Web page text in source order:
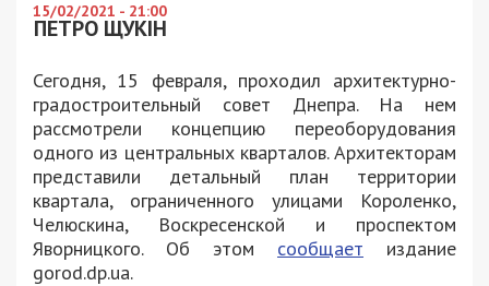
15/02/2021 - 21:00
ПЕТРО ЩУКІН
Сегодня, 15 февраля, проходил архитектурно-
градостроительный совет Днепра. На нем
рассмотрели концепцию переоборудования
одного из центральных кварталов. Архитекторам
представили детальный план территории
квартала, ограниченного улицами Короленко,
Челюскина, Воскресенской и проспектом
Яворницкого. Об этом сообщает издание
gorod.dp.ua.